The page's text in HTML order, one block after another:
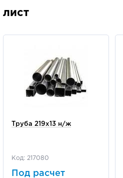
лист
Труба 219х13 н/ж
Код: 217080
Под расчет